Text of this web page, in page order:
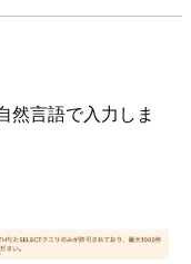
然言語で入力しま